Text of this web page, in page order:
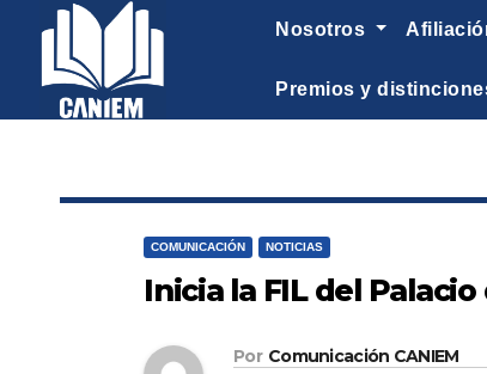
nosotros
premios y
COMUNICACIÓN NOTICIAS
Inicia la FIL del
Por Comunicación CANIEM